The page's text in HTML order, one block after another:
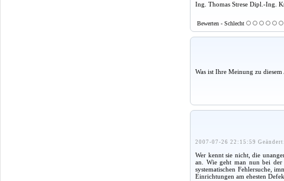
Ing. Thomas Strese Dipl.-Ing.
Bewerten - Schlecht
Was ist Ihre Meinung zu
2007-07-26 22:15:59
Wer kennt sie nicht, die
an. Wie geht man nun bei
systematischen Fehlersuche,
Einrichtungen am ehesten